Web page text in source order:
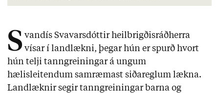
S vandís Svavarsdóttir heilbrigðisráðherra
vísar í landlækni, þegar hún er spurð hvort
hún telji tanngreiningar á ungum
hælisleitendum samræmast siðareglum lækna.
Landlæknir segir tanngreiningar barna og